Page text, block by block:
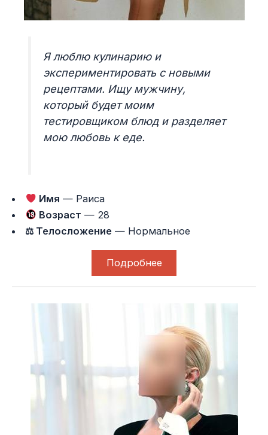
Я люблю кулинарию и
экспериментировать с новыми
рецептами. Ищу мужчину,
который будет моим
тестировщиком блюд и разделяет
мою любовь к еде.
Имя — Раиса
Возраст — 28
⚖ Телосложение — Нормальное
Подробнее